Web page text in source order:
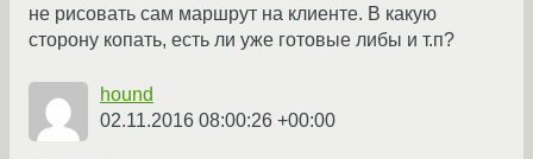
не рисовать сам маршрут на клиенте. В какую
сторону копать, есть ли уже готовые либы и т.п?
hound
02.11.2016 08:00:26 +00:00